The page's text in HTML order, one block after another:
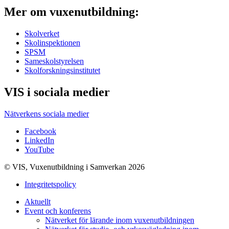
Mer om vuxenutbildning:
Skolverket
Skolinspektionen
SPSM
Sameskolstyrelsen
Skolforskningsinstitutet
VIS i sociala medier
Nätverkens sociala medier
Facebook
LinkedIn
YouTube
© VIS, Vuxenutbildning i Samverkan 2026
Integritetspolicy
Aktuellt
Event och konferens
Nätverket för lärande inom vuxenutbildningen